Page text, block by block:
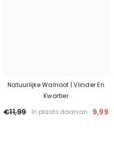
Natuurlijke Walnoot | Vlinder En
Kwartier
€11,99 In plaats daarvan 9,99